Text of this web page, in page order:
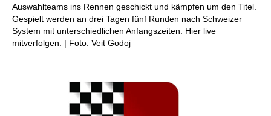
Auswahlteams ins Rennen geschickt und kämpfen um den Titel.
Gespielt werden an drei Tagen fünf Runden nach Schweizer
System mit unterschiedlichen Anfangszeiten. Hier live
mitverfolgen. | Foto: Veit Godoj